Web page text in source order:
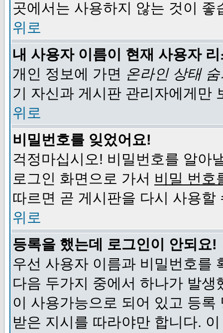
곳에서는 사용하지 않는 것이 좋
위로
내 사용자 이름이 현재 사용자
개인 정보에 가면 온라인 상태
기 자신과 게시판 관리자에게만
위로
비밀번호를 잊었어요!
걱정마십시오! 비밀번호를 알아
로그인 화면으로 가서 비밀 번호
따르면 곧 게시판을 다시 사용할
위로
등록을 했는데 로그인이 안되요!
우선 사용자 이름과 비밀번호를
다음 두가지 중에서 하나가 발
이 사용가능으로 되어 있고 등
받은 지시를 따라야만 합니다.